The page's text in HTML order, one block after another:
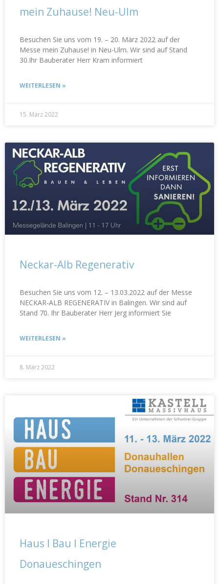
mein Zuhause! Neu-Ulm
Besuchen Sie uns vom 19. – 20. März 2022 auf der
Messe mein Zuhause! in Neu-Ulm. Wir sind auf Stand
30.Ihr Bauberater Herr Kram informiert
WEITERLESEN »
15. März 2022
Neckar-Alb Regenerativ
Besuchen Sie uns vom 12. – 13.03.2022 auf der Messe
NECKAR-ALB REGENERATIV in Balingen. Wir sind auf
Stand 70. Ihr Bauberater Herr Jerg informiert Sie
WEITERLESEN »
8. März 2022
Haus I Bau I Energie
Donaueschingen